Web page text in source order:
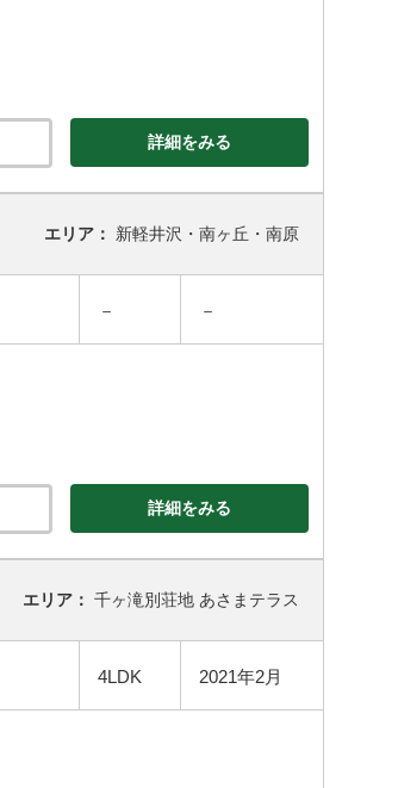
詳細をみる
エリア： 新軽井沢・南ヶ丘・南原
－ －
詳細をみる
エリア： 千ヶ滝別荘地 あさまテラス
4LDK 2021年2月